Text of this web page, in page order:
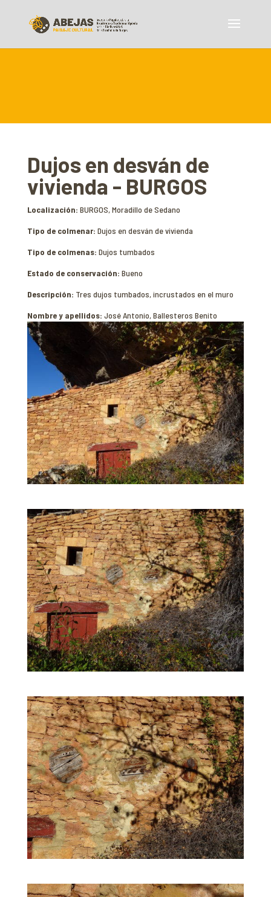
Dujos en desván de
vivienda - BURGOS
Localización: BURGOS, Moradillo de Sedano
Tipo de colmenar: Dujos en desván de vivienda
Tipo de colmenas: Dujos tumbados
Estado de conservación: Bueno
Descripción: Tres dujos tumbados, incrustados en el muro
Nombre y apellidos: José Antonio, Ballesteros Benito